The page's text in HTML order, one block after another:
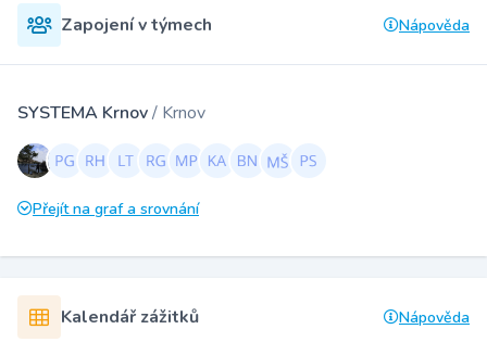
Zapojení v týmech Nápověda
SYSTEMA Krnov/ Krnov
Přejít na graf a srovnání
Kalendář zážitků Nápověda